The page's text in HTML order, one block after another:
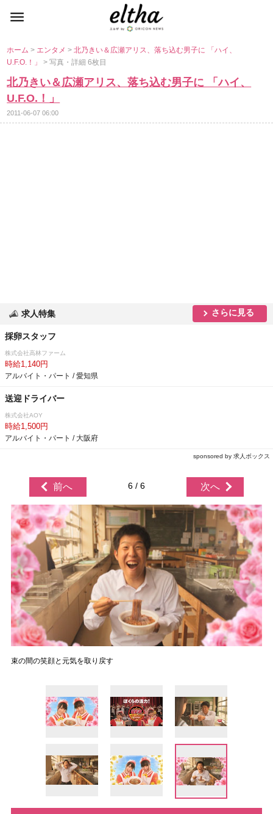
ホーム> エンタメ>北乃きい＆広瀬アリス、落ち込む男子に 「ハイ、
U.F.O.！」> 写真・詳細 6枚目
北乃きい＆広瀬アリス、落ち込む男子に 「ハイ、
U.F.O.！」
2011-06-07 06:00
求人特集 さらに見る
採卵スタッフ
株式会社高林ファーム
時給1,140円
アルバイト・パート / 愛知県
送迎ドライバー
株式会社AOY
時給1,500円
アルバイト・パート / 大阪府
sponsored by 求人ボックス
前へ 6 / 6 次へ
束の間の笑顔と元気を取り戻す